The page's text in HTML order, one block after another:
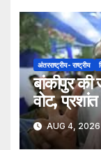
अंतरराष्ट्रीय- राष्ट्रीय
बांकीपुर
वोट,
AUG 4, 2026